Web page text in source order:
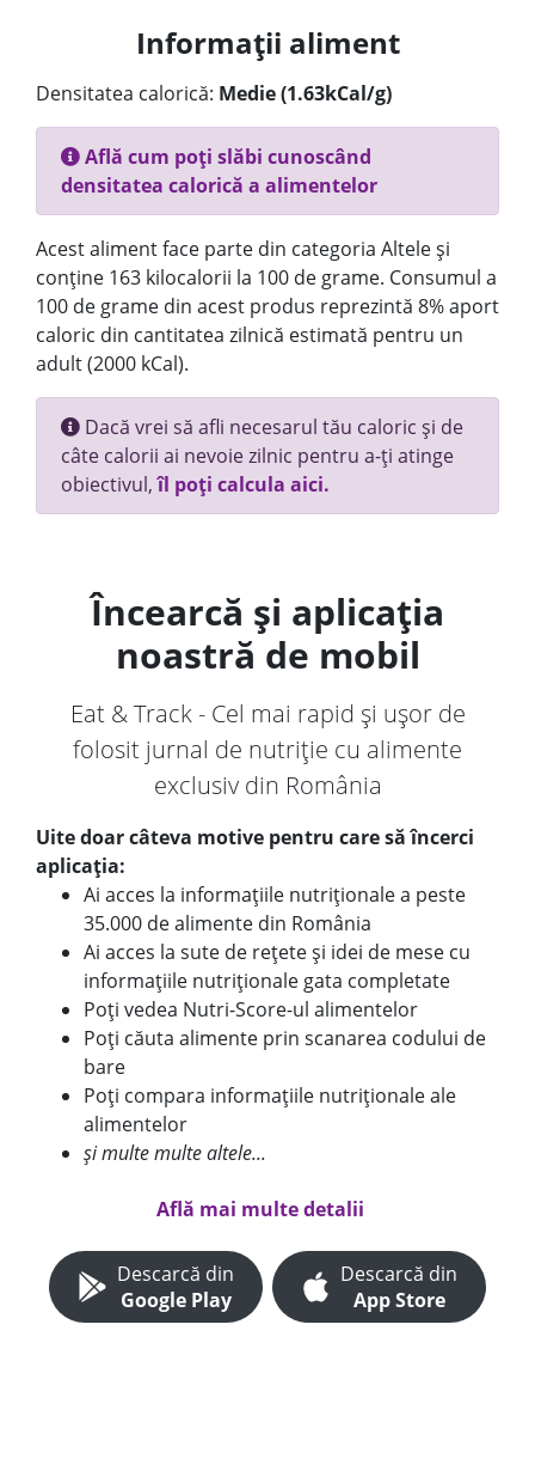
Informații aliment
Densitatea calorică: Medie (1.63kCal/g)
Află cum poți slăbi cunoscând
densitatea calorică a alimentelor
Acest aliment face parte din categoria Altele și
conține 163 kilocalorii la 100 de grame. Consumul a
100 de grame din acest produs reprezintă 8% aport
caloric din cantitatea zilnică estimată pentru un
adult (2000 kCal).
Dacă vrei să afli necesarul tău caloric și de
câte calorii ai nevoie zilnic pentru a-ți atinge
obiectivul,îl poți calcula aici.
Încearcă și aplicația
noastră de mobil
Eat & Track - Cel mai rapid și ușor de
folosit jurnal de nutriție cu alimente
exclusiv din România
Uite doar câteva motive pentru care să încerci
aplicația:
Ai acces la informațiile nutriționale a peste
35.000 de alimente din România
Ai acces la sute de rețete și idei de mese cu
informațiile nutriționale gata completate
Poți vedea Nutri-Score-ul alimentelor
Poți căuta alimente prin scanarea codului de
bare
Poți compara informațiile nutriționale ale
alimentelor
și multe multe altele...
Află mai multe detalii
Descarcă din
Google Play
Descarcă din
App Store